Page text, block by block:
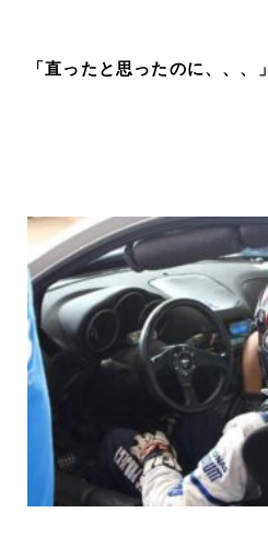
「直ったと思ったのに、、、」